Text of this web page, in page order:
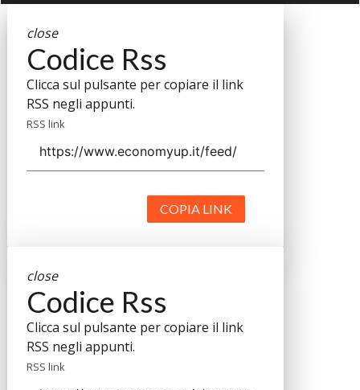
close
Codice Rss
Clicca sul pulsante per copiare il link
RSS negli appunti.
RSS link
COPIA LINK
close
Codice Rss
Clicca sul pulsante per copiare il link
RSS negli appunti.
RSS link